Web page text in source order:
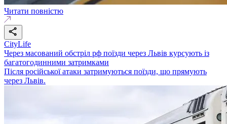
Читати повністю
CityLife
Через масований обстріл рф поїзди через Львів курсують із
багатогодинними затримками
Після російської атаки затримуються поїзди, що прямують
через Львів.